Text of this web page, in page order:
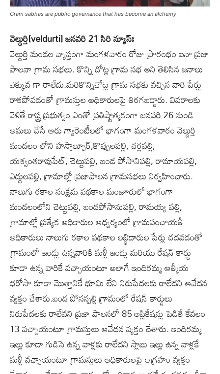
Gram sabhas are public governance that has become an alchemy
వెల్దుర్తి[veldurti] జనవరి 21 సిరి న్యూస్ః
వెల్దుర్తి మండల వ్యాప్తంగా మంగళవారం రోజు ప్రారంభం ఐనా ప్రజా
పాలనా గ్రామ సభలు. కొన్ని చోట్ల గ్రామ సభ అని తెలిసిన జనాలు
ఎక్కువ గా రాలేదు.మరికొన్నిచోట్ల గ్రామ సభకు వచ్చిన వారి పేర్లు
రాకపోవడంతో గ్రామస్తుల అధికారులపై తిరగబడ్డారు. వివరాలకు
వెళితే రాష్ట్ర ప్రభుత్వం ఎంతో ప్రతిష్టాత్మకంగా జనవరి 26 నుండి
అమలు చేసే ఆరు గ్యారెంటీలలో భాగంగా మంగ‌ళ‌వారం వెల్దుర్తి
మండలం లోని హస్తాల్పూర్,కొప్పులపల్లి, చర్లపల్లి,
యశ్వంతరావుపేట్, చెట్టుపల్లి, బండ పోసానిపల్లి, రామాయపల్లి,
ఎద్దులపల్లి, గ్రామాల్లో ప్రజాపాలన గ్రామసభలు నిర్వహించారు.
నాలుగు రకాల సంక్షేమ పథకాల మంజూరులో భాగంగా
మండలంలోని చెట్టుపల్లి, బండపోసానుపల్లి, రామయ్య పల్లి,
గ్రామాల్లో ప్రత్యేక అధికారుల ఆధ్వర్యంలో గ్రామపంచాయతీ
అధికారులు నాలుగు రకాల పథకాల లబ్ధిదారుల పేర్లు చదవడంతో
గ్రామంలో ఇండ్లు ఉన్నవారికి మళ్లీ ఇండ్లు మరియు రేషన్ కార్డు
కూడా ఉన్న వారికే వచ్చాయంటూ అలాగే ఇందిరమ్మ ఆత్మీయ
భరోసా కూడా మొత్తానికే భూమి లేని నిరుపేదలకు రాలేదని ఆవేదన
వ్యక్తం చేశారు.బండ పోసన్పల్లి గ్రామంలో రేషన్ కార్డులు
నిరుపేదలకు రాలేవని ప్రజా పాలనలో 85 అప్లికేషన్లు పెడితే కేవలం
13 వచ్చాయంటూ గ్రామస్తులు ఆవేదన వ్యక్తం చేశారు. ఇందిరమ్మ
ఇల్లు కూడా గుడిసె ఉన్న వాళ్లకు రాలేదని స్లాబు ఇల్లు ఉన్న వాళ్లకే
మళ్లీ వచ్చాయంటూ గ్రామస్తులు అధికారులపై ఆగ్రహం వ్యక్తం